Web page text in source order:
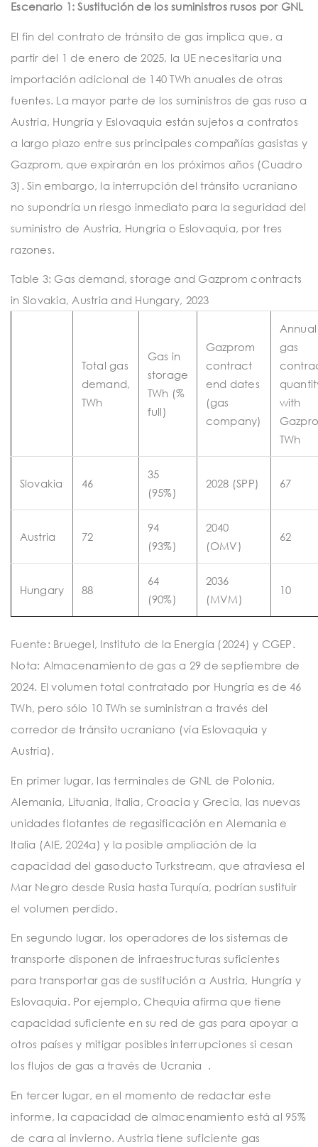
Escenario 1: Sustitución de los suministros rusos por GNL
El fin del contrato de tránsito de gas implica que, a
partir del 1 de enero de 2025, la UE necesitaría una
importación adicional de 140 TWh anuales de otras
fuentes. La mayor parte de los suministros de gas ruso a
Austria, Hungría y Eslovaquia están sujetos a contratos
a largo plazo entre sus principales compañías gasistas y
Gazprom, que expirarán en los próximos años (Cuadro
3). Sin embargo, la interrupción del tránsito ucraniano
no supondría un riesgo inmediato para la seguridad del
suministro de Austria, Hungría o Eslovaquia, por tres
razones.
Table 3: Gas demand, storage and Gazprom contracts
in Slovakia, Austria and Hungary, 2023
Total gas
demand,
TWh
Gas in
storage
TWh (%
full)
Gazprom
contract
end dates
(gas
company)
Annual
gas
with
TWh
Slovakia 46
35
(95%)
2028 (SPP) 67
Austria 72
94
(93%)
2040
(OMV)
62
Hungary 88
64
(90%)
2036
(MVM)
10
Fuente: Bruegel, Instituto de la Energía (2024) y CGEP.
Nota: Almacenamiento de gas a 29 de septiembre de
2024. El volumen total contratado por Hungría es de 46
TWh, pero sólo 10 TWh se suministran a través del
corredor de tránsito ucraniano (vía Eslovaquia y
Austria).
En primer lugar, las terminales de GNL de Polonia,
Alemania, Lituania, Italia, Croacia y Grecia, las nuevas
unidades flotantes de regasificación en Alemania e
Italia (AIE, 2024a) y la posible ampliación de la
capacidad del gasoducto Turkstream, que atraviesa el
Mar Negro desde Rusia hasta Turquía, podrían sustituir
el volumen perdido.
En segundo lugar, los operadores de los sistemas de
transporte disponen de infraestructuras suficientes
para transportar gas de sustitución a Austria, Hungría y
Eslovaquia. Por ejemplo, Chequia afirma que tiene
capacidad suficiente en su red de gas para apoyar a
otros países y mitigar posibles interrupciones si cesan
los flujos de gas a través de Ucrania .
En tercer lugar, en el momento de redactar este
informe, la capacidad de almacenamiento está al 95%
de cara al invierno. Austria tiene suficiente gas